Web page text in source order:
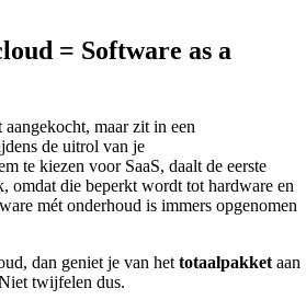
= Software as a
maar zit in een
de uitrol van je
te kiezen voor SaaS, daalt de eerste
omdat die beperkt wordt tot hardware en
mét onderhoud is immers opgenomen
dan geniet je van het totaalpakket aan
twijfelen dus.